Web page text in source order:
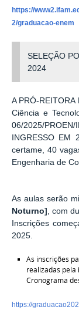
https://
2/graduacao-enem
SELEÇÃO
2024
A PRÓ-
Ciência e
06/2025/
INGRESSO EM
certame, 40
Engenharia de
As aulas serão
Noturno] , com
Inscrições
2025.
As inscrições
realizadas
Cronograma
https://